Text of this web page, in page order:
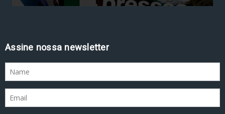
Assine nossa newsletter